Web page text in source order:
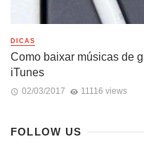
DICAS
Como baixar músicas de
iTunes
02/03/2017 11116 views
FOLLOW US